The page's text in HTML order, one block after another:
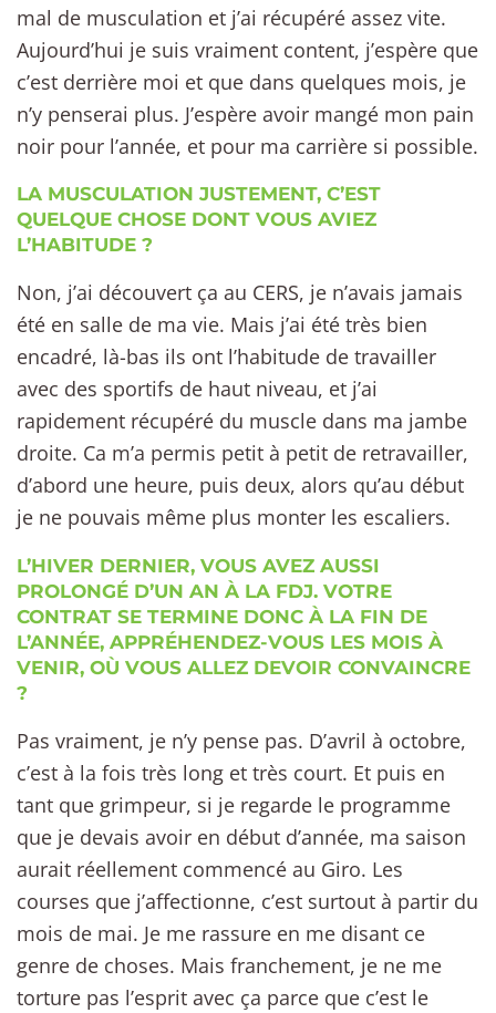
mal de musculation et j’ai récupéré assez vite.
Aujourd’hui je suis vraiment content, j’espère que
c’est derrière moi et que dans quelques mois, je
n’y penserai plus. J’espère avoir mangé mon pain
noir pour l’année, et pour ma carrière si possible.
LA MUSCULATION JUSTEMENT, C’EST
QUELQUE CHOSE DONT VOUS AVIEZ
L’HABITUDE ?
Non, j’ai découvert ça au CERS, je n’avais jamais
été en salle de ma vie. Mais j’ai été très bien
encadré, là-bas ils ont l’habitude de travailler
avec des sportifs de haut niveau, et j’ai
rapidement récupéré du muscle dans ma jambe
droite. Ca m’a permis petit à petit de retravailler,
d’abord une heure, puis deux, alors qu’au début
je ne pouvais même plus monter les escaliers.
L’HIVER DERNIER, VOUS AVEZ AUSSI
PROLONGÉ D’UN AN À LA FDJ. VOTRE
CONTRAT SE TERMINE DONC À LA FIN DE
L’ANNÉE, APPRÉHENDEZ-VOUS LES MOIS À
VENIR, OÙ VOUS ALLEZ DEVOIR CONVAINCRE
?
Pas vraiment, je n’y pense pas. D’avril à octobre,
c’est à la fois très long et très court. Et puis en
tant que grimpeur, si je regarde le programme
que je devais avoir en début d’année, ma saison
aurait réellement commencé au Giro. Les
courses que j’affectionne, c’est surtout à partir du
mois de mai. Je me rassure en me disant ce
genre de choses. Mais franchement, je ne me
torture pas l’esprit avec ça parce que c’est le